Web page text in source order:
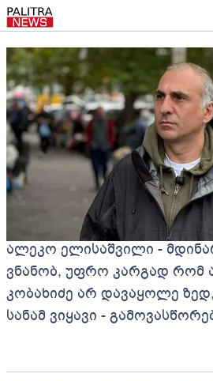
ალეკო ელისაშვილი -
ვნანობ, უფრო კარგად რომ
კობახიძე არ დავაყოლე
სანამ ვიყავი -